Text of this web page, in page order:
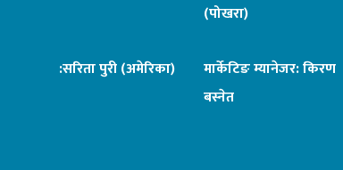
(पोखरा)
:सरिता पुरी (अमेरिका)
मार्केटिङ म्यानेजर: किरण
बस्नेत